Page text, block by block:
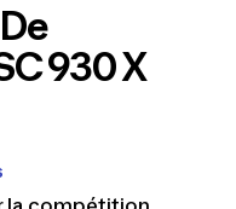
930 X